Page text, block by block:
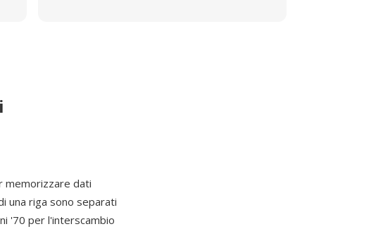
memorizzare dati
una riga sono separati
'70 per l'interscambio